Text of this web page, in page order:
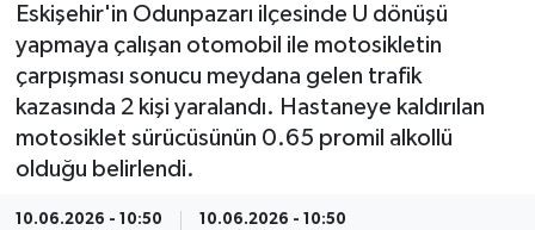
Eskişehir'in Odunpazarı ilçesinde U dönüşü
yapmaya çalışan otomobil ile motosikletin
çarpışması sonucu meydana gelen trafik
kazasında 2 kişi yaralandı. Hastaneye kaldırılan
motosiklet sürücüsünün 0.65 promil alkollü
olduğu belirlendi.
10.06.2026 - 10:50 10.06.2026 - 10:50
Son Dakika Haberleri
Haber Arşivi